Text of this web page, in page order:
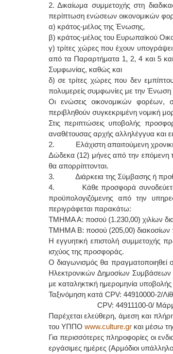
2. Δικαίωμα συμμετοχής στη
περίπτωση ενώσεων οικονομικών
α) κράτος-μέλος της Ένωσης,
β) κράτος-μέλος του Ευρωπαϊκού
γ) τρίτες χώρες που έχουν
από τα Παραρτήματα 1, 2, 4 και 5
Συμφωνίας, καθώς και
δ) σε τρίτες χώρες που δεν
πολυμερείς συμφωνίες με την
Οι ενώσεις οικονομικών φορέων,
περιβληθούν συγκεκριμένη νομική
Στις περιπτώσεις υποβολής
αναθέτουσας αρχής αλληλέγγυα και
2. Ελάχιστη απαιτούμενη χρονική
Δώδεκα (12) μήνες από την επόμενη
θα απορρίπτονται.
3. Διάρκεια της Σύμβασης ή
4. Κάθε προσφορά συνοδεύεται
προϋπολογιζόμενης από την
περιγράφεται παρακάτω:
ΤΜΗΜΑ Α: ποσού (1.230,00) χιλίων
ΤΜΗΜΑ Β: ποσού (205,00) διακοσίων
Η εγγυητική επιστολή συμμετοχής
ισχύος της προσφοράς.
Ο διαγωνισμός θα πραγματοποιηθεί
Ηλεκτρονικών Δημοσίων
με καταληκτική ημερομηνία
Ταξινόμηση κατά CPV: 44910000-2/
CPV: 44911100-0/
Παρέχεται ελεύθερη, άμεση και
του ΥΠΠΟ www.culture.grκαι μέσω
Για περισσότερες πληροφορίες οι
εργάσιμες ημέρες (Αρμόδιοι